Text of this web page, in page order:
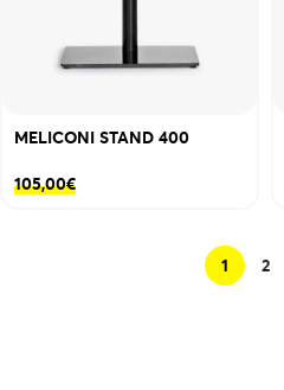
MELICONI STAND 400
105,00€
1 2